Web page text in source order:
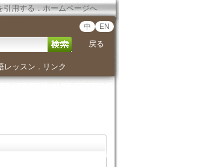
引用する．ホームページへ
中 EN
戻る
レッスン ． リンク